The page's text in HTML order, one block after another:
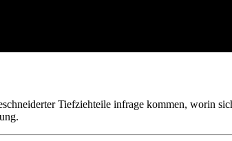
Kunststoff
Tiefziehteile infrage kommen, worin